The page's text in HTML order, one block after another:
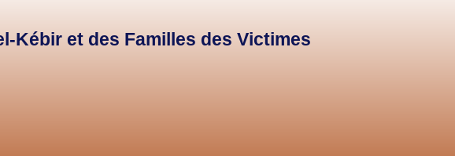
Kébir et des Familles des Victimes